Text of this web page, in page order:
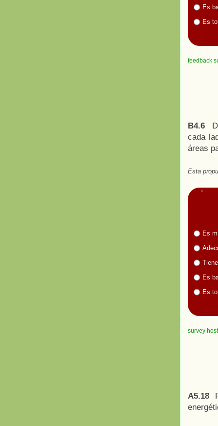
Es
Es
feedback
B4.6
cada
áreas
Esta
Es
Es
Es
survey
A5.18